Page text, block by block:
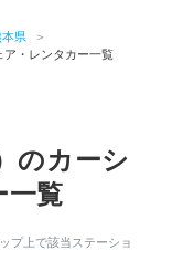
本県
・レンタカー一覧
のカーシ
一覧
プ上で該当ステーショ